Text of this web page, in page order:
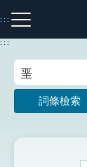
到
主
:::
注音索引圖示
:::
詞條檢索